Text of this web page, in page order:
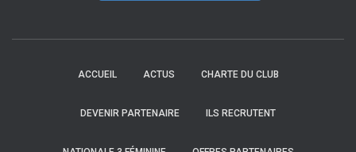
ACCUEIL ACTUS CHARTE DU CLUB
DEVENIR PARTENAIRE ILS RECRUTENT